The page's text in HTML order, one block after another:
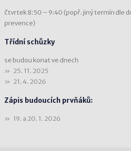
čtvrtek 8:50 – 9:40 (popř. jiný termín dle
prevence)
Třídní schůzky
se budou konat ve dnech
25. 11. 2025
21. 4. 2026
Zápis budoucích prvňáků:
19. a 20. 1. 2026